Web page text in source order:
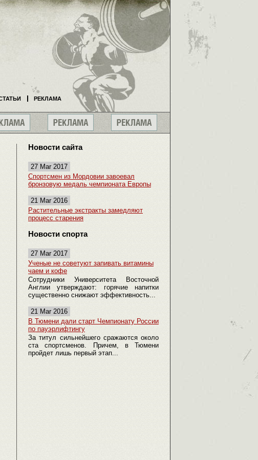
Новости сайта
27 Mar 2017
Спортсмен из Мордовии завоевал
бронзовую медаль чемпионата Европы
21 Mar 2016
Растительные экстракты замедляют
процесс старения
Новости спорта
27 Mar 2017
Ученые не советуют запивать витамины
чаем и кофе
Сотрудники Университета Восточной
Англии утверждают: горячие напитки
существенно снижают эффективность...
21 Mar 2016
В Тюмени дали старт Чемпионату России
по пауэрлифтингу
За титул сильнейшего сражаются около
ста спортсменов. Причем, в Тюмени
пройдет лишь первый этап...
РЕКЛАМА